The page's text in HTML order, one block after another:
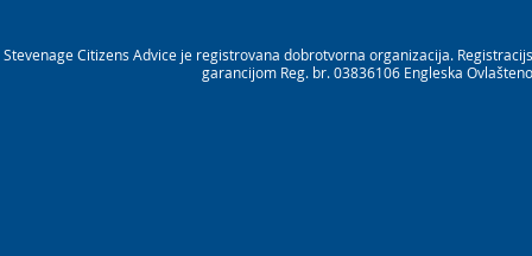
Stevenage Citizens Advice je registrovana dobrotvorna organizacija.
garancijom Reg. br. 03836106 Engleska